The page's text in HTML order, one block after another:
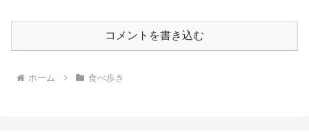
コメントを書き込む
ホーム 食べ歩き